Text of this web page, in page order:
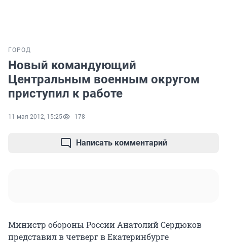
ГОРОД
Новый командующий
Центральным военным округом
приступил к работе
11 мая 2012, 15:25 178
Написать комментарий
Министр обороны России Анатолий Сердюков
представил в четверг в Екатеринбурге